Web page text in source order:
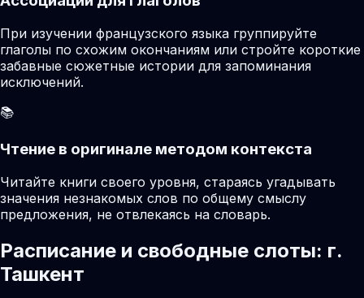
При изучении французского языка группируйте
глаголы по схожим окончаниям или стройте короткие
забавные сюжетные истории для запоминания
исключений.
📚
Чтение в оригинале методом контекста
Читайте книги своего уровня, стараясь угадывать
значения незнакомых слов по общему смыслу
предложения, не отвлекаясь на словарь.
Расписание и свободные слоты: г.
Ташкент